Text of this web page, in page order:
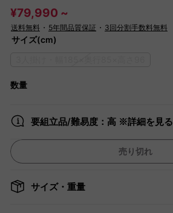
¥79,990 ~
送料無料 ・ 5年間品質保証 ・ 3回分割手数料無料
サイズ(cm)
数量
要組立品/難易度：高 ※詳細を見る
売り切れ
サイズ・重量